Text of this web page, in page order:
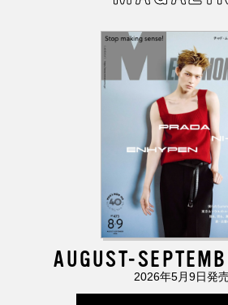
AUGUST-
2026年5月9日発売